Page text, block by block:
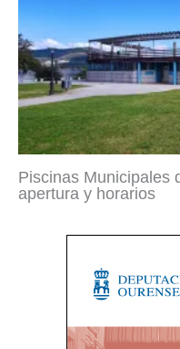
Piscinas Municipales
apertura y horarios